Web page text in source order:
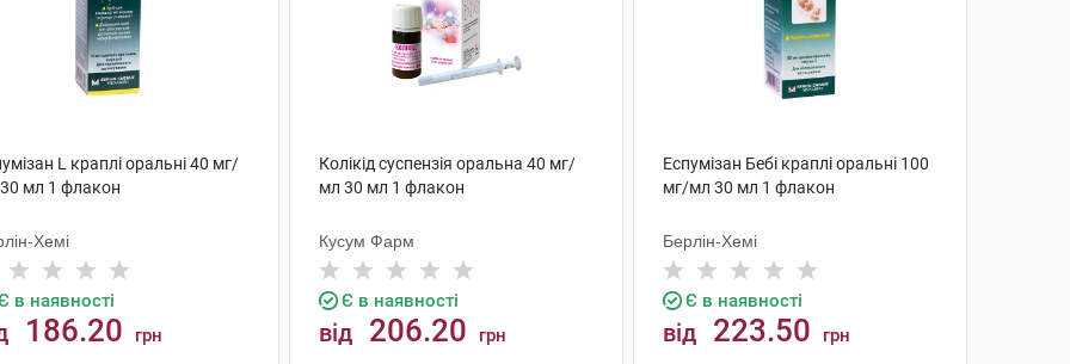
L краплі оральні 40 мг/
мл 1 флакон
Хемі
в наявності
186.20 грн
Колікід суспензія оральна 40 мг/
мл 30 мл 1 флакон
Кусум Фарм
Є в наявності
від 206.20 грн
Еспумізан Бебі краплі оральні 100
мг/мл 30 мл 1 флакон
Берлін-Хемі
Є в наявності
від 223.50 грн